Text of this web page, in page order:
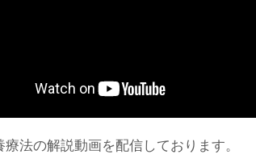
療法の解説動画を配信しております。